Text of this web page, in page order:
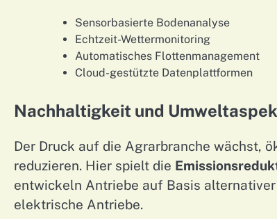
Sensorbasierte Bodenanalyse
Echtzeit-Wettermonitoring
Automatisches Flottenmanagement
Cloud-gestützte Datenplattformen
Nachhaltigkeit und
Der Druck auf die Agrarbranche wächst,
reduzieren. Hier spielt die
entwickeln Antriebe auf Basis
elektrische Antriebe.